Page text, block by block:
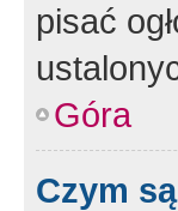
pisać
Góra
Czym